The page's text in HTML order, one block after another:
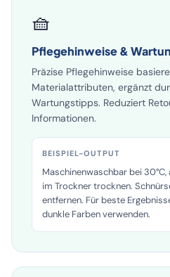
🧺
Pflegehinweise &
Präzise Pflegehinweise
Materialattributen, ergänzt
Wartungstipps. Reduziert
BEISPIEL-OUTPUT
Maschinenwaschbar bei
im Trockner trocknen.
entfernen. Für beste
dunkle Farben verwenden.